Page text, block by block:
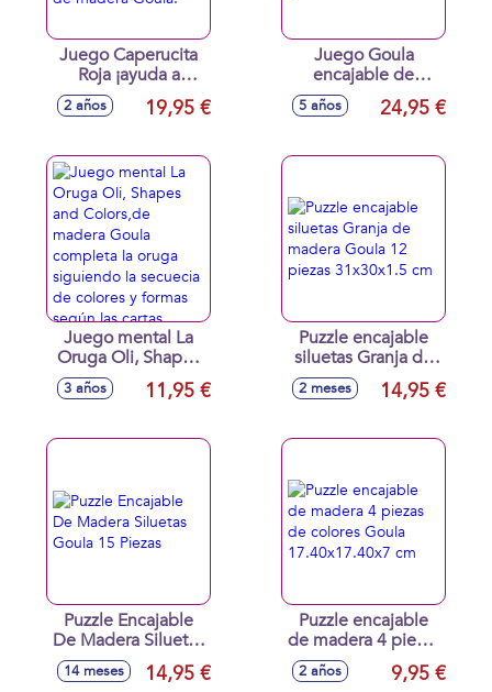
Juego Caperucita
Roja ¡ayuda a
Caperucita a llegar
a casa de la
madera Goula.
2 años 19,95 €
Juego Goula
encajable de
madera Granja, con
formas geométricas
5 años 24,95 €
Juego mental La
Oruga Oli, Shapes
and Colors,de
madera Goula
siguiendo la
cartas
3 años 11,95 €
Puzzle encajable
siluetas Granja de
madera Goula 12
piezas 31x30x1.5
2 meses 14,95 €
Puzzle Encajable
De Madera Siluetas
Goula 15 Piezas
14 meses 14,95 €
Puzzle encajable
de madera 4 piezas
de colores Goula
17.40x17.40x7 cm
2 años 9,95 €